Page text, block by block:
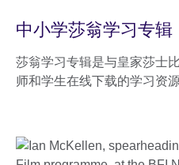
中小学莎翁学习专辑
莎翁学习专辑是与皇家莎士
师和学生在线下载的学习资源